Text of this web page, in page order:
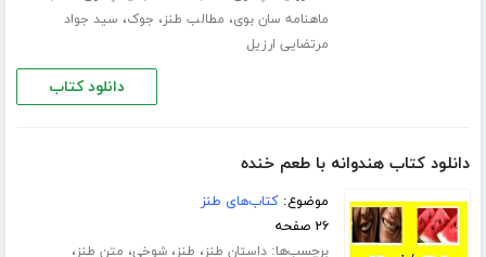
ماهنامه سان بوی، مطالب طنز، جوک، سید جواد
مرتضایی ارزیل
دانلود کتاب
دانلود کتاب هندوانه با طعم خنده
موضوع:کتاب‌های طنز
۲۶ صفحه
برچسب‌ها:داستان طنز، طنز،شوخی، متن طنز،